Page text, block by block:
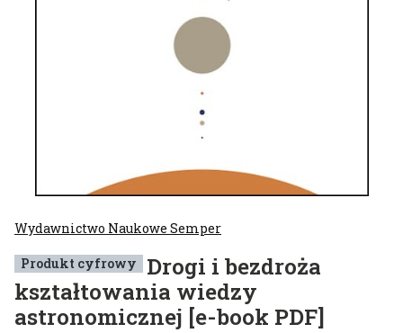
Wydawnictwo Naukowe Semper
Produkt cyfrowy
Drogi i bezdroża
kształtowania wiedzy
astronomicznej [e-book PDF]